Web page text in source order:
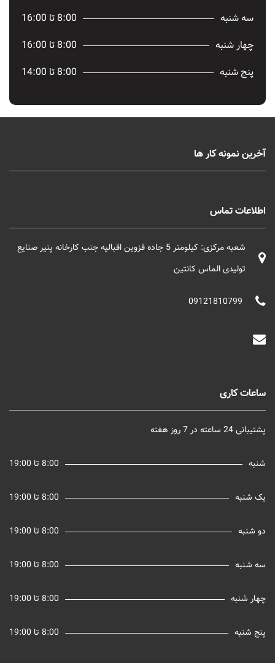
سه شنبه
8:00 تا 16:00
چهار شنبه
8:00 تا 16:00
پنج شنبه
8:00 تا 14:00
آخرین نمونه کار ها
اطلاعات تماس
شعبه مرکزی: کیلومتر 5 جاده قزوین اقبالیه جنب کارخانه پنیر صنایع
تولیدی الماس کانتین
09121810799
ساعات کاری
پشتیبانی 24 ساعته در 7 روز هفته
شنبه 8:00 تا 19:00
یک شنبه 8:00 تا 19:00
دو شنبه 8:00 تا 19:00
سه شنبه 8:00 تا 19:00
چهار شنبه 8:00 تا 19:00
پنج شنبه 8:00 تا 19:00